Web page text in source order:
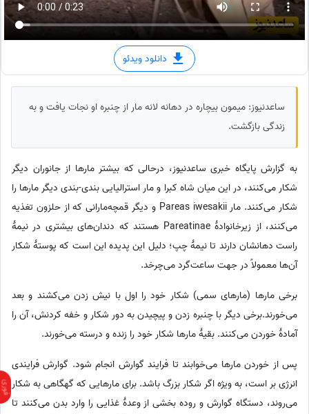
دانلود ویدئو
ساعدنیوز: میمون بیچاره در دهانه لانه مار از چنبره او نجات یافت و به
زندگی بازگشت.
به گزارش پایگاه خبری ساعدنیوز، درحالی که بیشتر مارها از جانوران دیگر
شکار می‌کنند، در این میان شاه کبرا و مار استرالیایی بندی-بندی دیگر مارها را
شکار می‌کنند. مار Pareas iwesakii و دیگر قمچه‌مارانی که از حلزون تغذیه
می‌کنند، از زیرخانوادهٔ Pareatinae هستند که دندان‌های بیشتری در نیمهٔ
راست دهانشان دارند تا نیمهٔ چپ؛ دلیل این پدیده این است که پوستهٔ شکار
آن‌ها معمولاً در جهت ساعت‌گرد می‌چرخد.
برخی مارها (مارهای سمی) شکار خود را اول با نیش زدن می‌کشند و بعد
می‌خورند.برخی دیگر با چنبره زدن و پیچیدن به دور شکار و خفه کردنش، آن را
آمادهٔ خوردن می‌کنند. بقیهٔ مارها شکار خود را زنده و درسته می‌خورند.
پس از خوردن مارها می‌خوابند تا فرایند گوارش انجام شود. گوارش فرایندی
انرژی بر است، به ویژه اگر شکار بزرگ باشد. برای مارهایی که گهگاهی به شکار
می‌روند، دستگاه گوارش و روده بخشی از وعدهٔ غذایی را وارد بدن می‌کنند تا